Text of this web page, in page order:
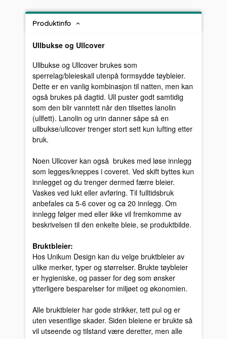
Produktinfo
Ullbukse og Ullcover
Ullbukse og Ullcover brukes som
sperrelag/bleieskall utenpå formsydde tøybleier.
Dette er en vanlig kombinasjon til natten, men kan
også brukes på dagtid. Ull puster godt samtidig
som den blir vanntett når den tilsettes lanolin
(ullfett). Lanolin og urin danner såpe så en
ullbukse/ullcover trenger stort sett kun lufting etter
bruk.
Noen Ullcover kan også brukes med løse innlegg
som legges/kneppes i coveret. Ved skift byttes kun
innlegget og du trenger dermed færre bleier.
Vaskes ved lukt eller avføring. Til fulltidsbruk
anbefales ca 5-6 cover og ca 20 innlegg. Om
innlegg følger med eller ikke vil fremkomme av
beskrivelsen til den enkelte bleie, se produktbilde.
Bruktbleier:
Hos Unikum Design kan du velge bruktbleier av
ulike merker, typer og størrelser. Brukte tøybleier
er hygieniske, og passer for deg som ønsker
ytterligere besparelser for miljøet og økonomien.
Alle bruktbleier har gode strikker, tett pul og er
uten vesentlige skader. Siden bleiene er brukte så
vil utseende og tilstand være deretter, men alle